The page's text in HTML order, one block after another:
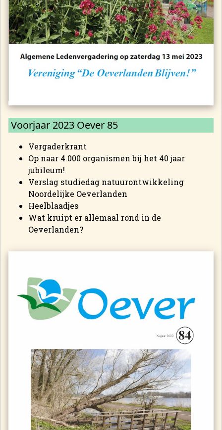
Voorjaar 2023 Oever 85
Vergaderkrant
Op naar 4.000 organismen bij het 40 jaar
jubileum!
Verslag studiedag natuurontwikkeling
Noordelijke Oeverlanden
Heelblaadjes
Wat kruipt er allemaal rond in de
Oeverlanden?